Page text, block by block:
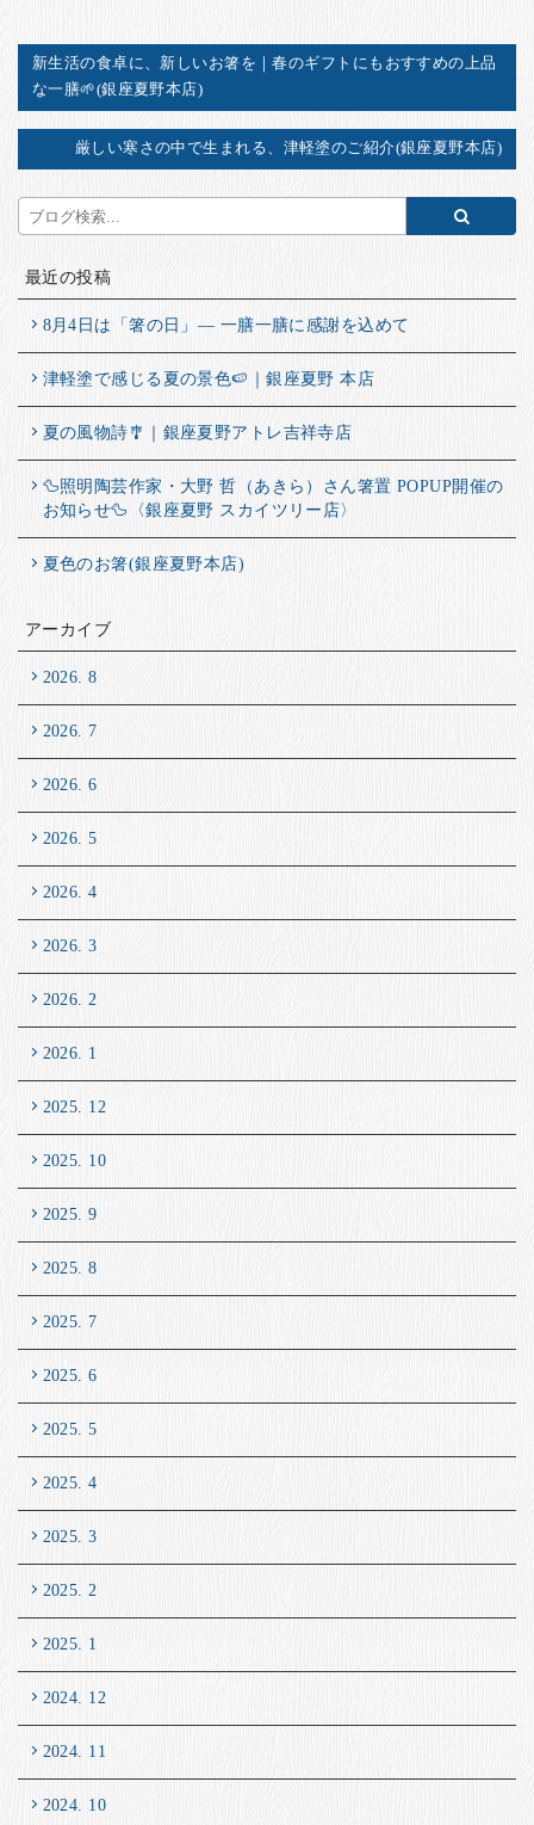
新生活の食卓に、新しいお箸を｜春のギフトにもおすすめの上品
な一膳🌱(銀座夏野本店)
厳しい寒さの中で生まれる、津軽塗のご紹介(銀座夏野本店)
最近の投稿
8月4日は「箸の日」― 一膳一膳に感謝を込めて
津軽塗で感じる夏の景色🍉｜銀座夏野 本店
夏の風物詩🎐｜銀座夏野アトレ吉祥寺店
🦆照明陶芸作家・大野 哲（あきら）さん箸置 POPUP開催の
お知らせ🦆〈銀座夏野 スカイツリー店〉
夏色のお箸(銀座夏野本店)
アーカイブ
2026. 8
2026. 7
2026. 6
2026. 5
2026. 4
2026. 3
2026. 2
2026. 1
2025. 12
2025. 10
2025. 9
2025. 8
2025. 7
2025. 6
2025. 5
2025. 4
2025. 3
2025. 2
2025. 1
2024. 12
2024. 11
2024. 10